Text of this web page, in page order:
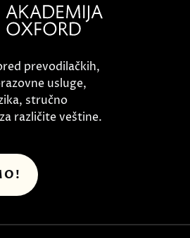
prevodilačkih,
usluge,
stručno
različite veštine.